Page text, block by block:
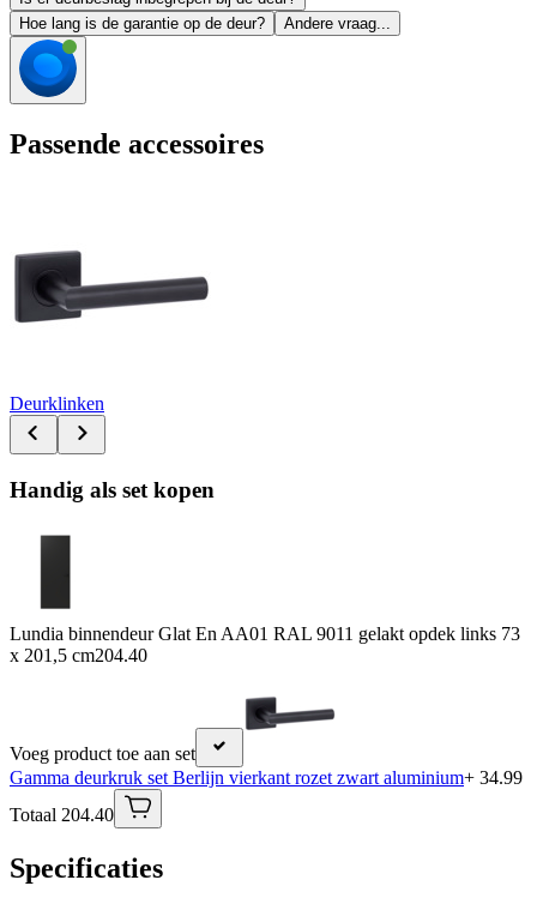
Hoe lang is de garantie op de deur?
Andere vraag...
Passende accessoires
Deurklinken
Handig als set kopen
Lundia binnendeur Glat En AA01 RAL 9011 gelakt opdek links 73
x 201,5 cm204.40
Voeg product toe aan set
Gamma deurkruk set Berlijn vierkant rozet zwart aluminium+ 34.99
Totaal 204.40
Specificaties